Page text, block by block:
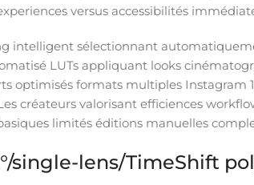
versus accessibilités
intelligent sélectionnant
LUTs appliquant looks
optimisés formats multiples Instagram
créateurs valorisant efficiences
limités éditions manuelles
single-lens/TimeShift